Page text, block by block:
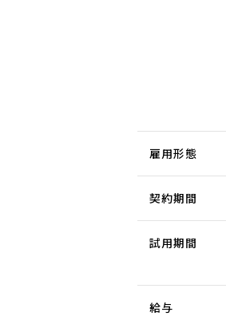
雇用形態
契約期間
試用期間
給与